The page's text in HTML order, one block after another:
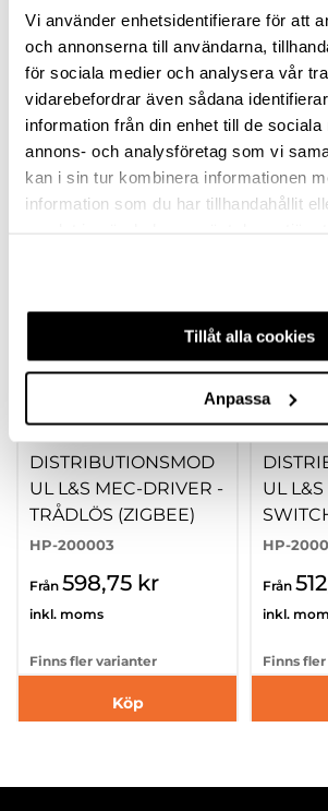
Vi använder enhetsidentifierare för att
och annonserna till användarna,
för sociala medier och analysera vår
vidarebefordrar även sådana
information från din enhet till de sociala
annons- och analysföretag som vi
kan i sin tur kombinera informationen
information som du har tillhandahållit
Tillåt alla cookies
Anpassa
RECENSIONER
TILLBEHÖR
DISTRIBUTIONSMOD
UL L&S MEC-DRIVER -
TRÅDLÖS (ZIGBEE)
HP-200003
Från 598,75 kr
inkl. moms
Finns fler varianter
Köp
UL
HP-
Från
inkl.
Finns